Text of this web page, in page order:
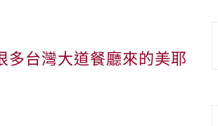
多台灣大道餐廳來的美耶